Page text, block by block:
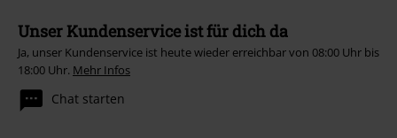
Unser Kundenservice ist für dich da
Ja, unser Kundenservice ist heute wieder erreichbar von 08:00 Uhr bis
18:00 Uhr. Mehr Infos
Chat starten